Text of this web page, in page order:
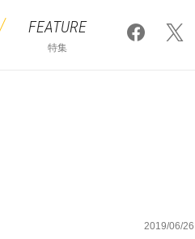
FEATURE
特集
2019/06/26